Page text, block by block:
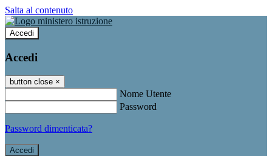
Salta al contenuto
Accedi
Accedi
button close ×
Nome Utente
Password
Password dimenticata?